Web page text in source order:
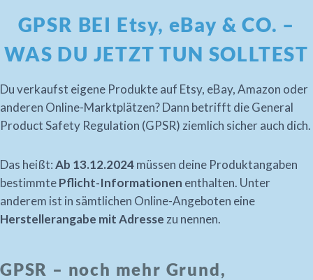
GPSR BEI Etsy, eBay & CO. –
WAS DU JETZT TUN SOLLTEST
Du verkaufst eigene Produkte auf Etsy, eBay, Amazon oder
anderen Online-Marktplätzen? Dann betrifft die General
Product Safety Regulation (GPSR) ziemlich sicher auch dich.
Das heißt:Ab 13.12.2024müssen deine Produktangaben
bestimmtePflicht-Informationen enthalten. Unter
anderem ist in sämtlichen Online-Angeboten eine
Herstellerangabe mit Adresse zu nennen.
GPSR – noch mehr Grund,